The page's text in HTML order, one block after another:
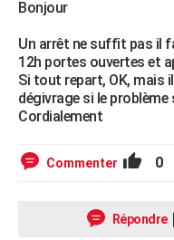
Bricolage
Lifestyle
Culture
Sport
Auto
Television
Voyage
Cinema
Bonjour
Un arrêt ne suffit pas il
12h portes ouvertes et
Si tout repart, OK, mais
dégivrage si le problème
Cordialement
Commenter 0
Répondre